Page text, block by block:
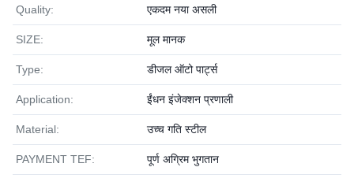
Quality: एकदम नया असली
SIZE: मूल मानक
Type: डीजल ऑटो पार्ट्स
Application: ईंधन इंजेक्शन प्रणाली
Material: उच्च गति स्टील
PAYMENT TEF: पूर्ण अग्रिम भुगतान